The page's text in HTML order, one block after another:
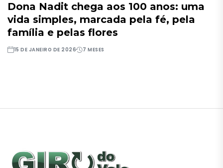
Dona Nadit chega aos 100 anos: uma
vida simples, marcada pela fé, pela
família e pelas flores
15 DE JANEIRO DE 2026 7 MESES